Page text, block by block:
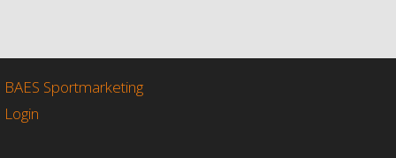
o
k
r
BAES Sportmarketing
Login